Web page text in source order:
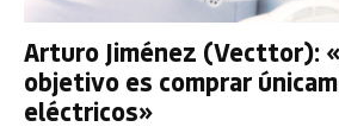
Arturo Jiménez (Vecttor):
objetivo es comprar
eléctricos»